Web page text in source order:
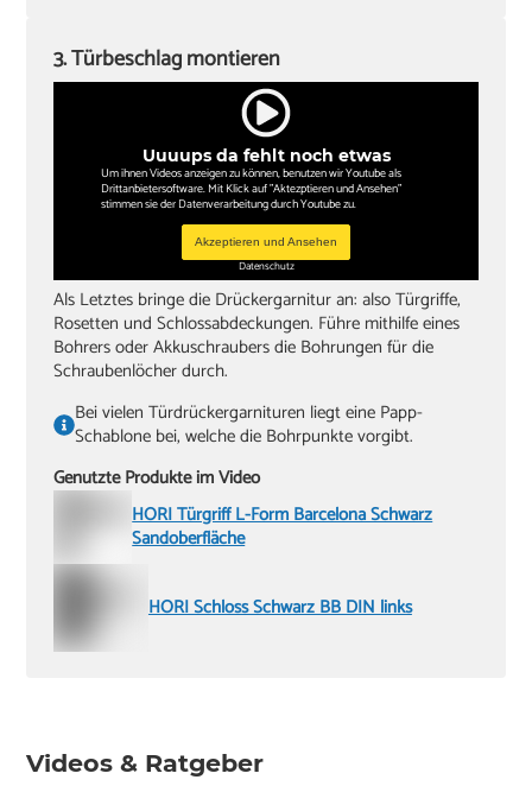
Uuuups da fehlt noch etwas
Um ihnen Videos anzeigen zu können, benutzen wir Youtube als
Drittanbietersoftware. Mit Klick auf "Aktezptieren und Ansehen"
stimmen sie der Datenverarbeitung durch Youtube zu.
Akzeptieren und Ansehen
Datenschutz
3. Türbeschlag montieren
Als Letztes bringe die Drückergarnitur an: also Türgriffe,
Rosetten und Schlossabdeckungen. Führe mithilfe eines
Bohrers oder Akkuschraubers die Bohrungen für die
Schraubenlöcher durch.
Bei vielen Türdrückergarnituren liegt eine Papp-
Schablone bei, welche die Bohrpunkte vorgibt.
Genutzte Produkte im Video
HORI Türgriff L-Form Barcelona Schwarz
Sandoberfläche
HORI Schloss Schwarz BB DIN links
Videos & Ratgeber